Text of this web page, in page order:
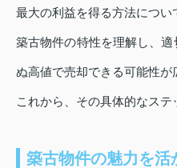
最大の利益を得る方法につい
築古物件の特性を理解し、
ぬ高値で売却できる可能性が
これから、その具体的なステ
築古物件の魅力を活